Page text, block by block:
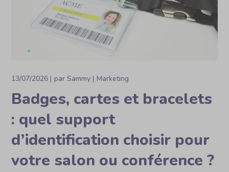
13/07/2026 parSammy Marketing
Badges, cartes et bracelets
: quel support
d’identification choisir pour
votre salon ou conférence ?